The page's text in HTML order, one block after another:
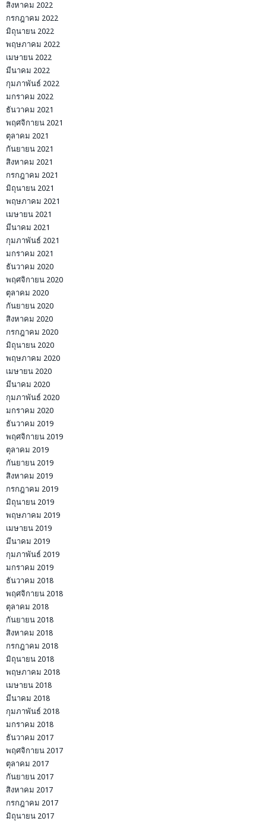
สิงหาคม 2022
กรกฎาคม 2022
มิถุนายน 2022
พฤษภาคม 2022
เมษายน 2022
มีนาคม 2022
กุมภาพันธ์ 2022
มกราคม 2022
ธันวาคม 2021
พฤศจิกายน 2021
ตุลาคม 2021
กันยายน 2021
สิงหาคม 2021
กรกฎาคม 2021
มิถุนายน 2021
พฤษภาคม 2021
เมษายน 2021
มีนาคม 2021
กุมภาพันธ์ 2021
มกราคม 2021
ธันวาคม 2020
พฤศจิกายน 2020
ตุลาคม 2020
กันยายน 2020
สิงหาคม 2020
กรกฎาคม 2020
มิถุนายน 2020
พฤษภาคม 2020
เมษายน 2020
มีนาคม 2020
กุมภาพันธ์ 2020
มกราคม 2020
ธันวาคม 2019
พฤศจิกายน 2019
ตุลาคม 2019
กันยายน 2019
สิงหาคม 2019
กรกฎาคม 2019
มิถุนายน 2019
พฤษภาคม 2019
เมษายน 2019
มีนาคม 2019
กุมภาพันธ์ 2019
มกราคม 2019
ธันวาคม 2018
พฤศจิกายน 2018
ตุลาคม 2018
กันยายน 2018
สิงหาคม 2018
กรกฎาคม 2018
มิถุนายน 2018
พฤษภาคม 2018
เมษายน 2018
มีนาคม 2018
กุมภาพันธ์ 2018
มกราคม 2018
ธันวาคม 2017
พฤศจิกายน 2017
ตุลาคม 2017
กันยายน 2017
สิงหาคม 2017
กรกฎาคม 2017
มิถุนายน 2017